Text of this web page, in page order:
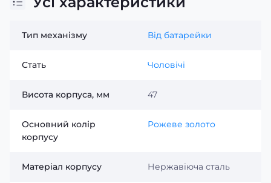
Тип механізму Від батарейки
Стать Чоловічі
Висота корпуса, мм 47
Основний колір
корпусу
Рожеве золото
Матеріал корпусу Нержавіюча сталь